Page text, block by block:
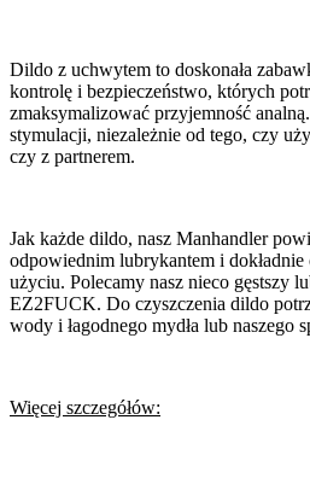
Dildo z uchwytem to doskonała
kontrolę i bezpieczeństwo, których
zmaksymalizować przyjemność
stymulacji, niezależnie od tego, czy
czy z partnerem.
Jak każde dildo, nasz Manhandler
odpowiednim lubrykantem i
użyciu. Polecamy nasz nieco gęstszy
EZ2FUCK. Do czyszczenia dildo
wody i łagodnego mydła lub
Więcej szczegółów: